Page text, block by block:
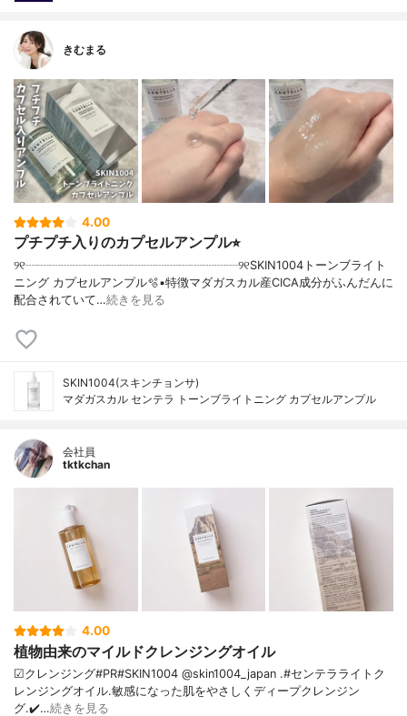
きむまる
4.00
プチプチ入りのカプセルアンプル⭐︎
୨୧┈┈┈┈┈┈┈┈┈┈┈┈┈┈┈┈┈┈୨୧SKIN1004トーンブライト
ニング カプセルアンプル🫧▪︎特徴マダガスカル産CICA成分がふんだんに
配合されていて…続きを見る
SKIN1004(スキンチョンサ)
マダガスカル センテラ トーンブライトニング カプセルアンプル
会社員
tktkchan
4.00
植物由来のマイルドクレンジングオイル
☑クレンジング#PR#SKIN1004 @skin1004_japan .#センテラライトク
レンジングオイル.敏感になった肌をやさしくディープクレンジン
グ.✔️…続きを見る